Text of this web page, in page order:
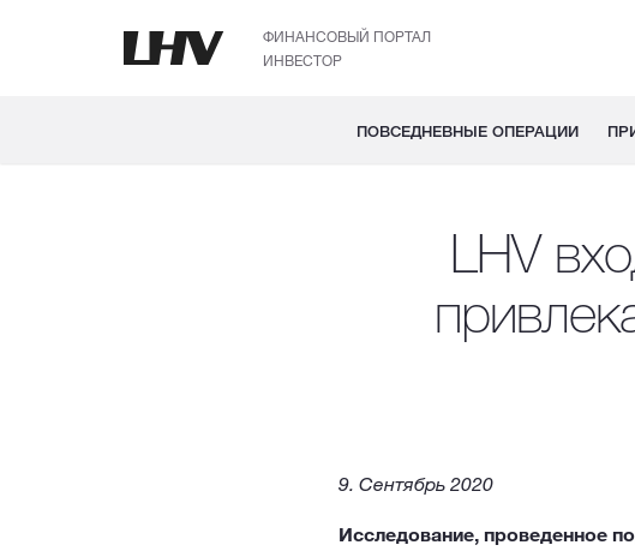
ФИНАНСОВЫЙ ПОРТАЛ
ИНВЕСТОР
ПОВСЕДНЕВНЫЕ ОПЕРАЦИИ
LHV
9. Сентябрь 2020
Исследование, проведенное